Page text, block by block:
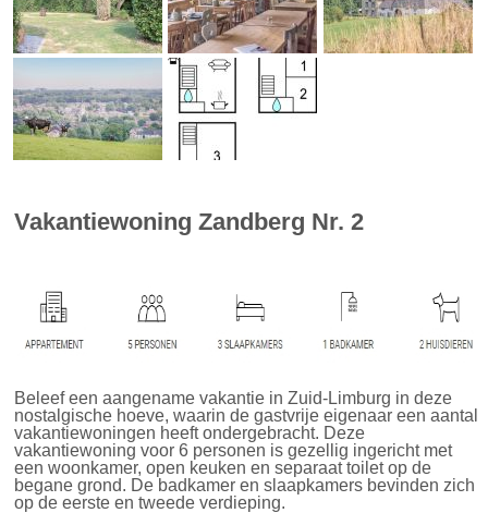
Vakantiewoning Zandberg Nr. 2
Beleef een aangename vakantie in Zuid-Limburg in deze
nostalgische hoeve, waarin de gastvrije eigenaar een aantal
vakantiewoningen heeft ondergebracht. Deze
vakantiewoning voor 6 personen is gezellig ingericht met
een woonkamer, open keuken en separaat toilet op de
begane grond. De badkamer en slaapkamers bevinden zich
op de eerste en tweede verdieping.